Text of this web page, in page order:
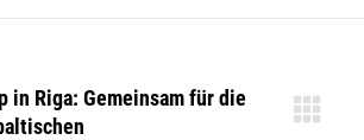
in Riga: Gemeinsam für die